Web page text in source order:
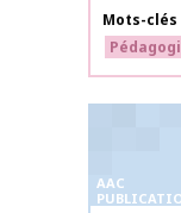
Mots-clés
AAC